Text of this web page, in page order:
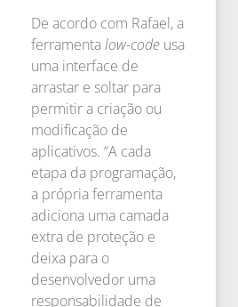
De acordo com Rafael, a
ferramentalow-code usa
uma interface de
arrastar e soltar para
permitir a criação ou
modificação de
aplicativos. “A cada
etapa da programação,
a própria ferramenta
adiciona uma camada
extra de proteção e
deixa para o
desenvolvedor uma
responsabilidade de